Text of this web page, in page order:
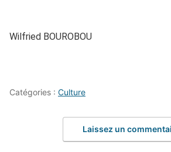
Wilfried BOUROBOU
Catégories : Culture
Laissez un